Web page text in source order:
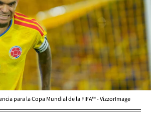
para la Copa Mundial de la FIFA™ - VizzorImage